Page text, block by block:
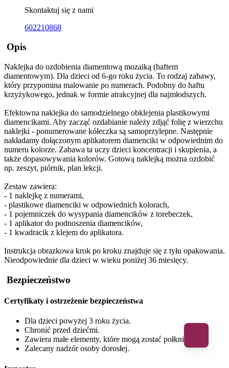
Skontaktuj się z nami
602210868
Opis
Naklejka do ozdobienia diamentową mozaiką (haftem
diamentowym). Dla dzieci od 6-go roku życia. To rodzaj zabawy,
który przypomina malowanie po numerach. Podobny do haftu
krzyżykowego, jednak w formie atrakcyjnej dla najmłodszych.
Efektowna naklejka do samodzielnego obklejenia plastikowymi
diamencikami. Aby zacząć ozdabianie należy zdjąć folię z wierzchu
naklejki - ponumerowane kółeczka są samoprzylepne. Następnie
nakładamy dołączonym aplikatorem diamenciki w odpowiednim do
numeru kolorze. Zabawa ta uczy dzieci koncentracji i skupienia, a
także dopasowywania kolorów. Gotową naklejką można ozdobić
np. zeszyt, piórnik, plan lekcji.
Zestaw zawiera:
- 1 naklejkę z numerami,
- plastikowe diamenciki w odpowiednich kolorach,
- 1 pojemniczek do wysypania diamencików z torebeczek,
- 1 aplikator do podnoszenia diamencików,
- 1 kwadracik z klejem do aplikatora.
Instrukcja obrazkowa krok po kroku znajduje się z tyłu opakowania.
Nieodpowiednie dla dzieci w wieku poniżej 36 miesięcy.
Bezpieczeństwo
Certyfikaty i ostrzeżenie bezpieczeństwa
Dla dzieci powyżej 3 roku życia.
Chronić przed dziećmi.
Zawiera małe elementy, które mogą zostać połknięte.
Zalecany nadzór osoby dorosłej.